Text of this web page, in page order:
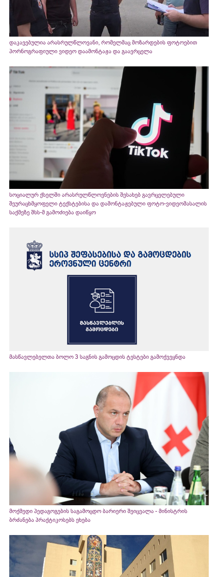
დაკავებულია არასრულწლოვანი, რომელმაც მოზარდების ფოტოებით
პორნოგრაფიული ვიდეო დაამონტაჟა და გაავრცელა
სოციალურ ქსელში არასრულწლოვნების შესახებ გავრცელებული
შეურაცხმყოფელი ტექსტებისა და დამონტაჟებული ფოტო-ვიდეომასალის
საქმეზე შსს-მ გამოძიება დაიწყო
მასწავლებელთა ბოლო 3 საგნის გამოცდის ტესტები გამოქვეყნდა
მოქმედი პედაგოგების საგამოცდო ბარიერი შეიცვალა - მინისტრის
ბრძანება პრაქტიკოსებს ეხება